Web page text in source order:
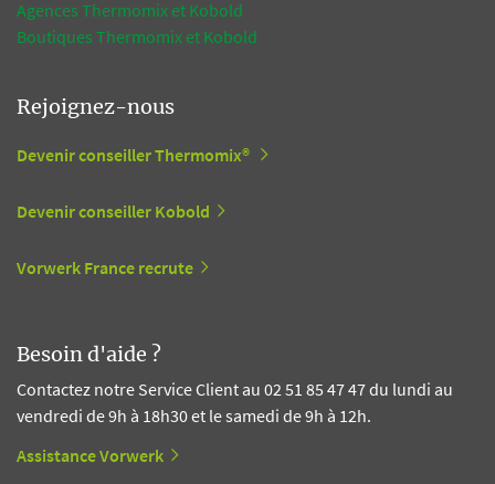
Agences Thermomix et Kobold
Boutiques Thermomix et Kobold
Rejoignez-nous
Devenir conseiller Thermomix®
Devenir conseiller Kobold
Vorwerk France recrute
Besoin d'aide ?
Contactez notre Service Client au 02 51 85 47 47 du lundi au
vendredi de 9h à 18h30 et le samedi de 9h à 12h.
Assistance Vorwerk